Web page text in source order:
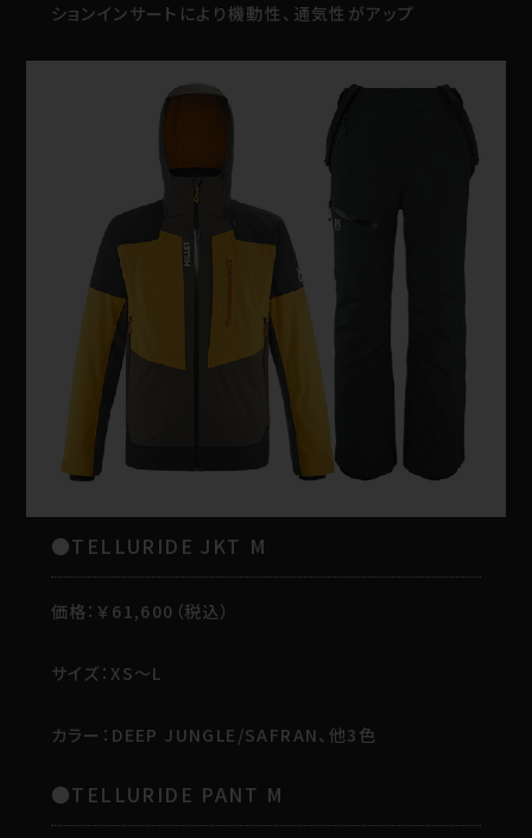
ションインサートにより機動性、通気性がアップ
●TELLURIDE JKT M
価格：￥61,600（税込）
サイズ：XS～L
カラー：DEEP JUNGLE/SAFRAN、他3色
●TELLURIDE PANT M